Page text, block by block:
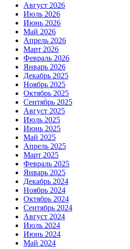
Август 2026
Июль 2026
Июнь 2026
Май 2026
Апрель 2026
Март 2026
Февраль 2026
Январь 2026
Декабрь 2025
Ноябрь 2025
Октябрь 2025
Сентябрь 2025
Август 2025
Июль 2025
Июнь 2025
Май 2025
Апрель 2025
Март 2025
Февраль 2025
Январь 2025
Декабрь 2024
Ноябрь 2024
Октябрь 2024
Сентябрь 2024
Август 2024
Июль 2024
Июнь 2024
Май 2024